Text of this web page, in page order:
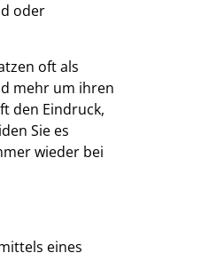
oder
oft als
mehr um ihren
den Eindruck,
Sie es
wieder bei
eines